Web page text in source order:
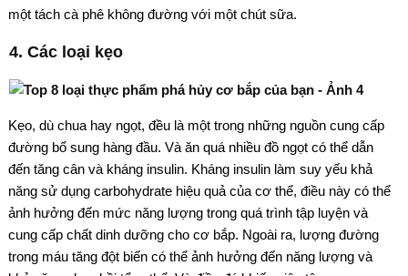
một tách cà phê không đường với một chút sữa.
4. Các loại kẹo
Kẹo, dù chua hay ngọt, đều là một trong những nguồn cung cấp
đường bổ sung hàng đầu. Và ăn quá nhiều đồ ngọt có thể dẫn
đến tăng cân và kháng insulin. Kháng insulin làm suy yếu khả
năng sử dụng carbohydrate hiệu quả của cơ thể, điều này có thể
ảnh hưởng đến mức năng lượng trong quá trình tập luyện và
cung cấp chất dinh dưỡng cho cơ bắp. Ngoài ra, lượng đường
trong máu tăng đột biến có thể ảnh hưởng đến năng lượng và